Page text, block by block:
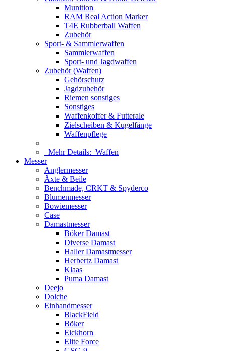
Munition
RAM Real Action Marker
T4E Rubberball Waffen
Zubehör
Sport- & Sammlerwaffen
Sammlerwaffen
Sport- und Jagdwaffen
Zubehör (Waffen)
Gehörschutz
Jagdzubehör
Riemen sonstiges
Sonstiges
Waffenkoffer & Futterale
Zielscheiben & Kugelfänge
Waffenpflege
Mehr Details: Waffen
Messer
Anglermesser
Äxte & Beile
Benchmade, CRKT & Spyderco
Blumenmesser
Bowiemesser
Case
Damastmesser
Böker Damast
Diverse Damast
Haller Damastmesser
Herbertz Damast
Klaas
Puma Damast
Deejo
Dolche
Einhandmesser
BlackField
Böker
Eickhorn
Elite Force